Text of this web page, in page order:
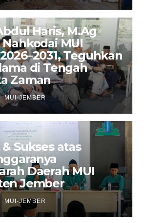
Haris, M.Ag
MUI
Teguhkan
di Tengah
Zaman
MUI-JEMBER
Sukses atas
Daerah MUI
Jember
MUI-JEMBER